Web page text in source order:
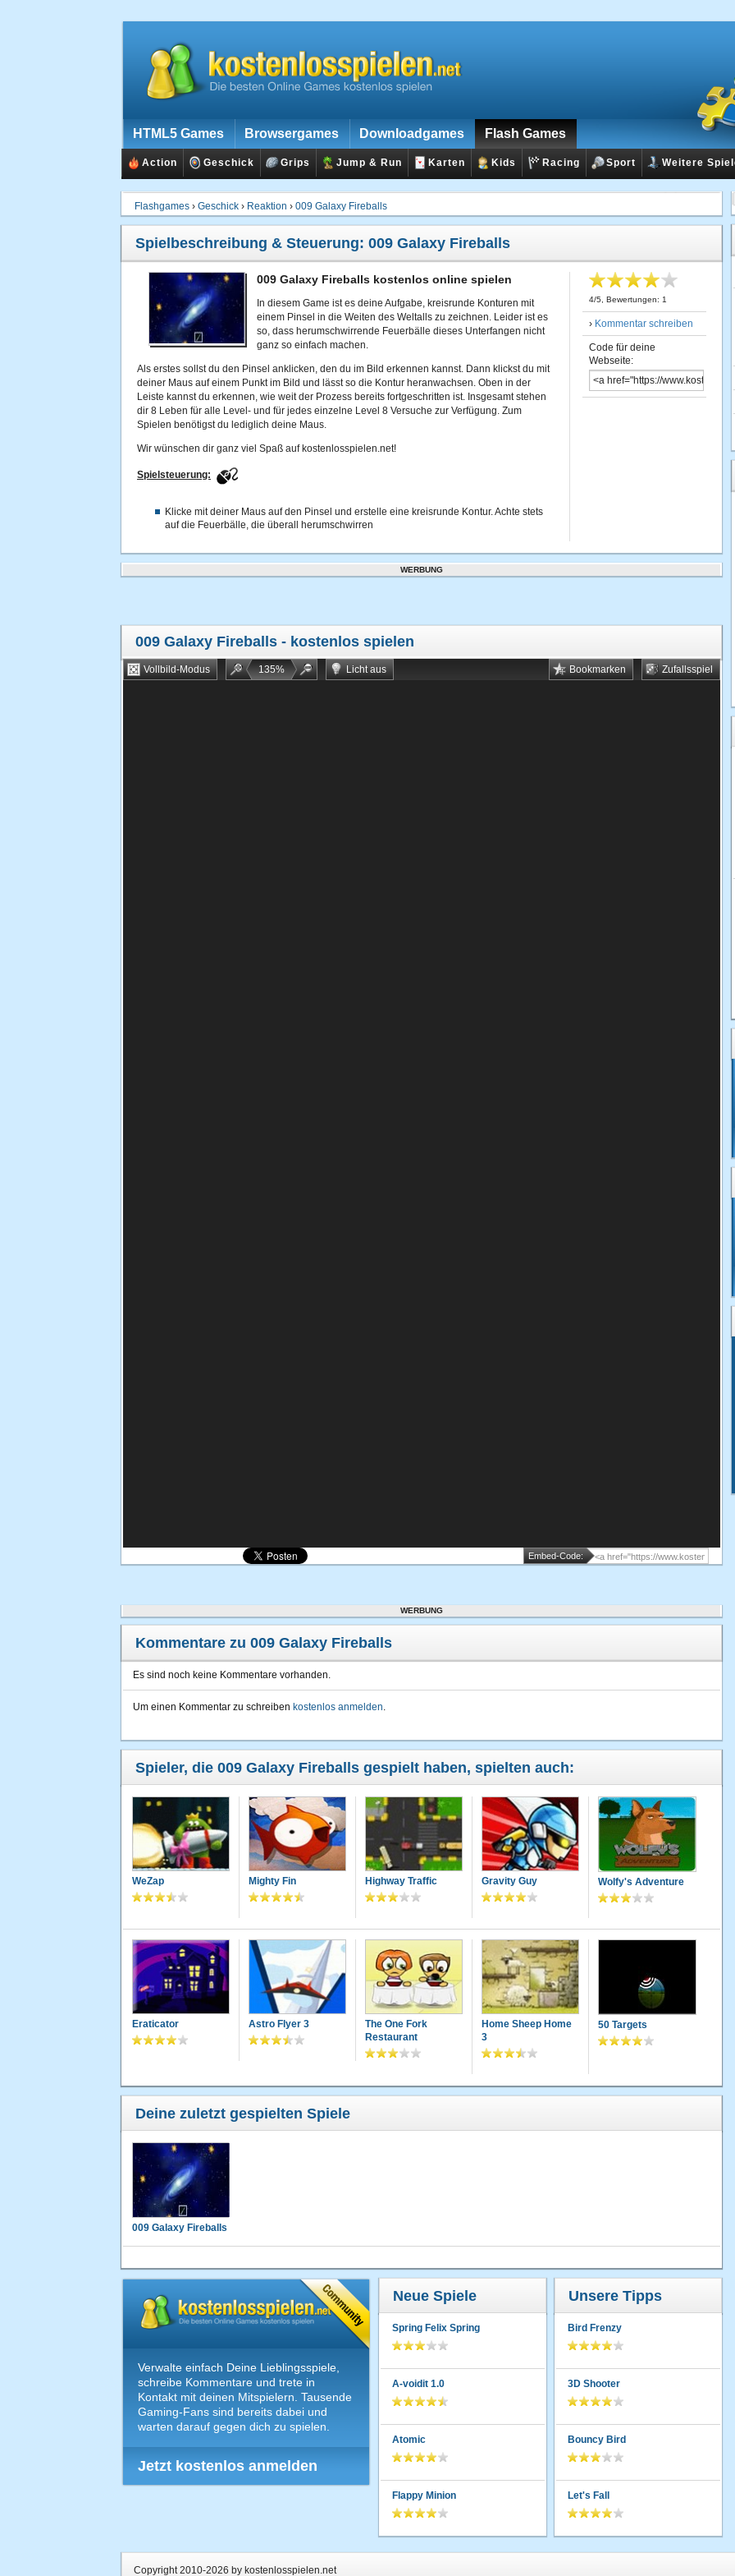
HTML5 Games Browsergames Downloadgames Flash Games
Action Geschick Grips Jump & Run Karten Kids Racing Sport Weitere
Flashgames › Geschick › Reaktion › 009 Galaxy Fireballs
Spielbeschreibung & Steuerung: 009 Galaxy Fireballs
009 Galaxy Fireballs kostenlos online spielen
In diesem Game ist es deine Aufgabe, kreisrunde Konturen mit
einem Pinsel in die Weiten des Weltalls zu zeichnen. Leider ist es
so, dass herumschwirrende Feuerbälle dieses Unterfangen nicht
ganz so einfach machen.
Als erstes sollst du den Pinsel anklicken, den du im Bild erkennen kannst. Dann klickst du mit
deiner Maus auf einem Punkt im Bild und lässt so die Kontur heranwachsen. Oben in der
Leiste kannst du erkennen, wie weit der Prozess bereits fortgeschritten ist. Insgesamt stehen
dir 8 Leben für alle Level- und für jedes einzelne Level 8 Versuche zur Verfügung. Zum
Spielen benötigst du lediglich deine Maus.
Wir wünschen dir ganz viel Spaß auf kostenlosspielen.net!
Spielsteuerung:
Klicke mit deiner Maus auf den Pinsel und erstelle eine kreisrunde Kontur. Achte stets
auf die Feuerbälle, die überall herumschwirren
4/5 , Bewertungen: 1
› Kommentar schreiben
Code für deine
Webseite:
WERBUNG
009 Galaxy Fireballs - kostenlos spielen
Vollbild-Modus 135% Licht aus Zufallsspiel
Bookmarken
Embed-Code:
WERBUNG
Kommentare zu 009 Galaxy Fireballs
Es sind noch keine Kommentare vorhanden.
Um einen Kommentar zu schreiben kostenlos anmelden.
Spieler, die 009 Galaxy Fireballs gespielt haben, spielten auch:
WeZap Mighty Fin Highway Traffic Gravity Guy Wolfy's Adventure
Eraticator Astro Flyer 3
The One Fork
Restaurant
Home Sheep Home
3
50 Targets
Deine zuletzt gespielten Spiele
009 Galaxy Fireballs
Verwalte einfach Deine Lieblingsspiele,
schreibe Kommentare und trete in
Kontakt mit deinen Mitspielern. Tausende
Gaming-Fans sind bereits dabei und
warten darauf gegen dich zu spielen.
Jetzt kostenlos anmelden
Neue Spiele
Spring Felix Spring
A-voidit 1.0
Atomic
Flappy Minion
Unsere Tipps
Bird Frenzy
3D Shooter
Bouncy Bird
Let's Fall
Copyright 2010-2026 by kostenlosspielen.net